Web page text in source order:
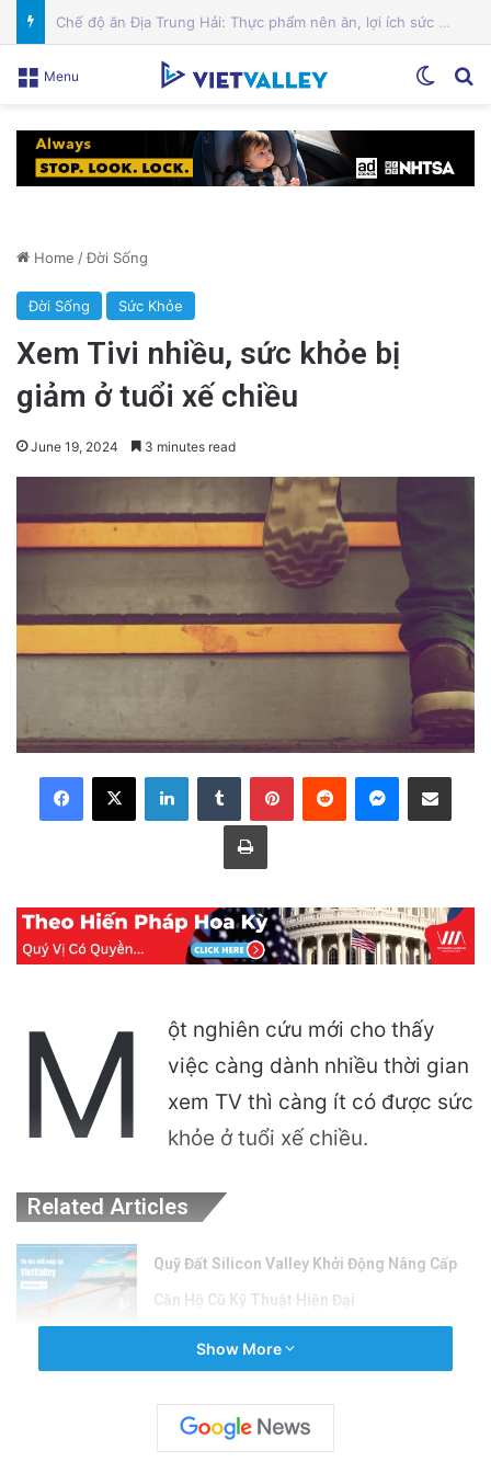
Cảnh Báo: Công An Xử Phạt Người Chia Sẻ Livestream Của Bà Nguyễn Phương Hằng!
Menu
Home /Đời Sống
Đời Sống Sức Khỏe
Xem Tivi nhiều, sức khỏe bị
giảm ở tuổi xế chiều
June 19, 2024 3 minutes read
LinkedInTumblr PinterestReddit Messenger
Share via Email
Print
M
ột nghiên cứu mới cho thấy
việc càng dành nhiều thời gian
xem TV thì càng ít có được sức
khỏe ở tuổi xế chiều.
Related Articles
Quỹ Đất Silicon Valley Khởi Động Nâng Cấp
Căn Hộ Cũ Kỹ Thuật Hiện Đại
3 hours ago
lợi ích sức khỏe và cách bắt đầu hiệu quả
8 hours ago
Show More